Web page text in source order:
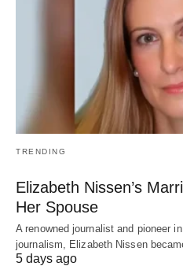
TRENDING
Elizabeth Nissen’s
Her Spouse
A renowned journalist and pioneer
journalism, Elizabeth Nissen
5 days ago